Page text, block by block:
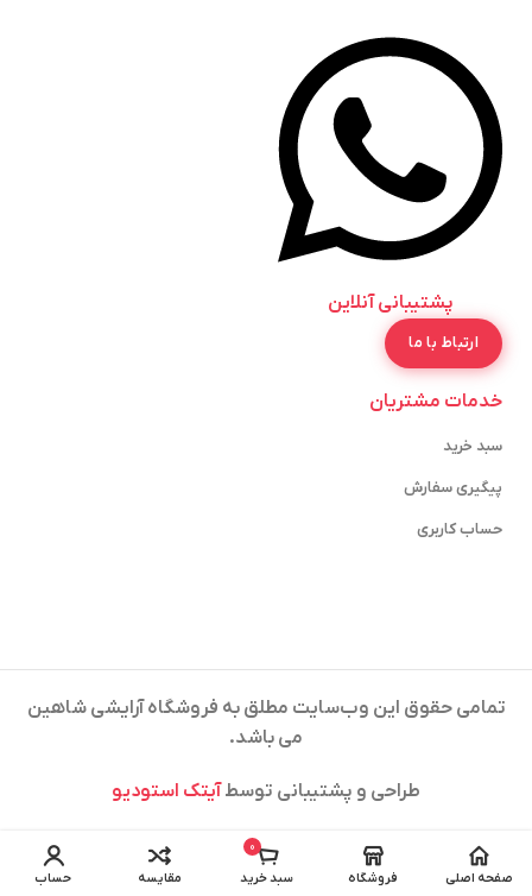
پشتیبانی آنلاین
ارتباط با ما
خدمات مشتریان
سبد خرید
پیگیری سفارش
حساب کاربری
تمامی حقوق این وب‌سایت مطلق به فروشگاه آرایشی شاهین
می باشد.
طراحی و پشتیبانی توسطآیتک استودیو
صفحه اصلی فروشگاه
0
سبد خرید مقایسه حساب